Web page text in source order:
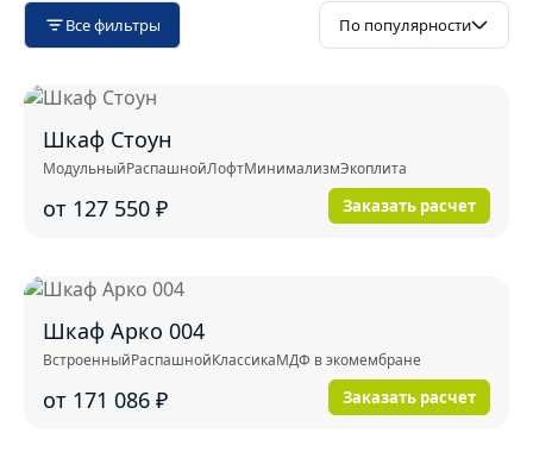
Все фильтры По популярности
Шкаф Стоун
МодульныйРаспашнойЛофтМинимализмЭкоплита
от 127 550 ₽ Заказать расчет
Шкаф Арко 004
ВстроенныйРаспашнойКлассикаМДФ в экомембране
от 171 086 ₽ Заказать расчет